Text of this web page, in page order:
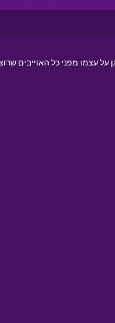
עצמו מפני כל האוייבים